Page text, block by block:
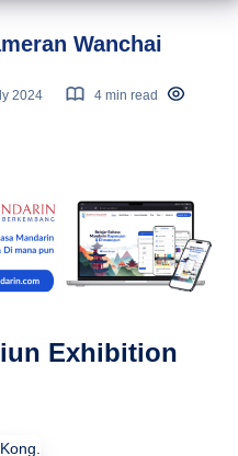
Wanchai
2024
4 min read
Exhibition